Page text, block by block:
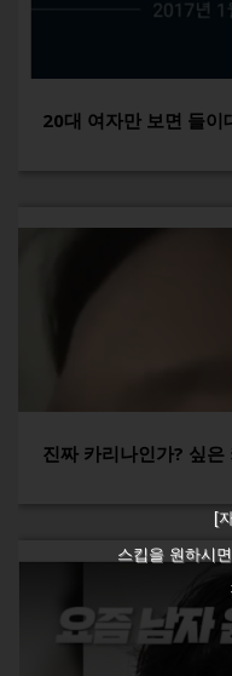
[
스킵을 원하시
20대 여자만 보면 들이
진짜 카리나인가? 싶은